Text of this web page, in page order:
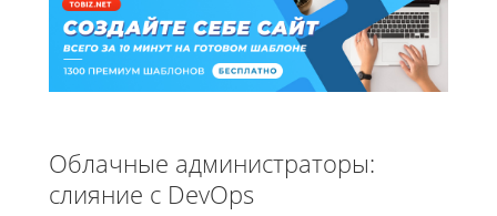
Облачные администраторы:
слияние с DevOps